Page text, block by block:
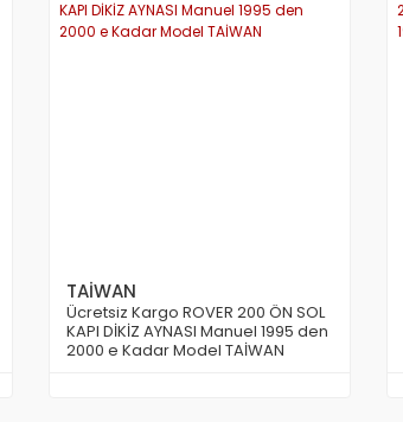
TAİWAN
Ücretsiz Kargo ROVER 200 ÖN SOL
KAPI DİKİZ AYNASI Manuel 1995 den
2000 e Kadar Model TAİWAN